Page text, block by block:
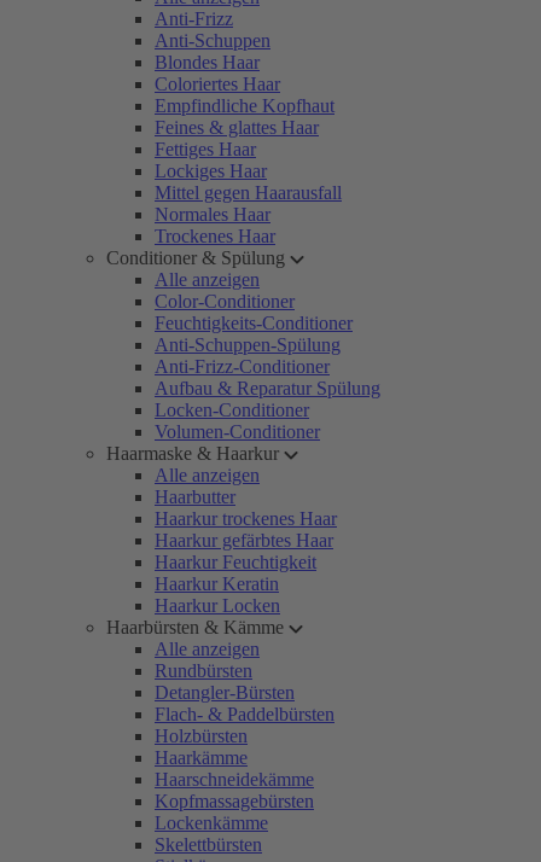
Anti-Frizz
Anti-Schuppen
Blondes Haar
Coloriertes Haar
Empfindliche Kopfhaut
Feines & glattes Haar
Fettiges Haar
Lockiges Haar
Mittel gegen Haarausfall
Normales Haar
Trockenes Haar
Conditioner & Spülung
Alle anzeigen
Color-Conditioner
Feuchtigkeits-Conditioner
Anti-Schuppen-Spülung
Anti-Frizz-Conditioner
Aufbau & Reparatur Spülung
Locken-Conditioner
Volumen-Conditioner
Haarmaske & Haarkur
Alle anzeigen
Haarbutter
Haarkur trockenes Haar
Haarkur gefärbtes Haar
Haarkur Feuchtigkeit
Haarkur Keratin
Haarkur Locken
Haarbürsten & Kämme
Alle anzeigen
Rundbürsten
Detangler-Bürsten
Flach- & Paddelbürsten
Holzbürsten
Haarkämme
Haarschneidekämme
Kopfmassagebürsten
Lockenkämme
Skelettbürsten